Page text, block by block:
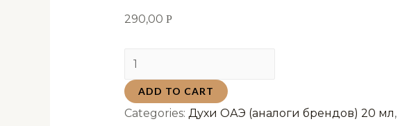
290,00 Р
Духи
The
One
Дольче
ADD TO CART
Categories: Духи ОАЭ (аналоги брендов) 20 мл,